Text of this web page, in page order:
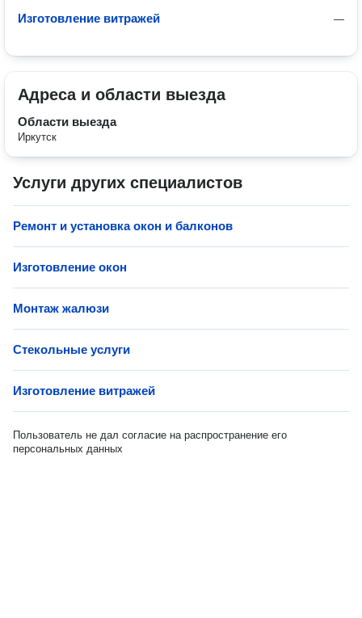
—
Изготовление витражей
Адреса и области выезда
Области выезда
Иркутск
Услуги других специалистов
Ремонт и установка окон и балконов
Изготовление окон
Монтаж жалюзи
Стекольные услуги
Изготовление витражей
Пользователь не дал согласие на распространение его
персональных данных